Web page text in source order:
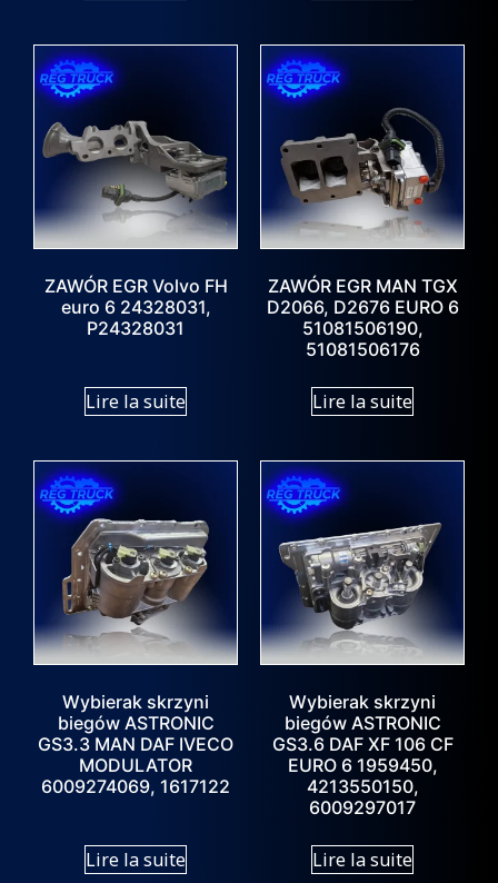
ZAWÓR EGR Volvo FH
euro 6 24328031,
P24328031
Lire la suite
ZAWÓR EGR MAN TGX
D2066, D2676 EURO 6
51081506190,
51081506176
Lire la suite
Wybierak skrzyni
biegów ASTRONIC
GS3.3 MAN DAF IVECO
MODULATOR
6009274069, 1617122
Lire la suite
Wybierak skrzyni
biegów ASTRONIC
GS3.6 DAF XF 106 CF
EURO 6 1959450,
4213550150,
6009297017
Lire la suite